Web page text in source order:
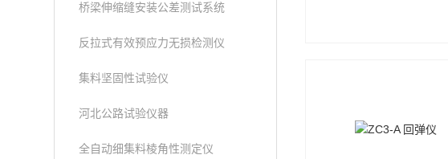
桥梁伸缩缝安装公差测试系统
反拉式有效预应力无损检测仪
集料坚固性试验仪
河北公路试验仪器
全自动细集料棱角性测定仪